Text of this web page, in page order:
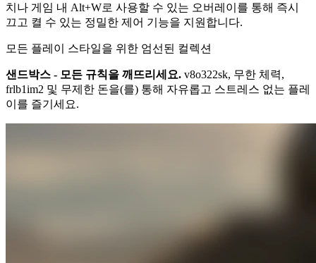
치나 게임 내 Alt+W로 사용할 수 있는 오버레이를 통해 즉시
끄고 켤 수 있는 정밀한 제어 기능을 지원합니다.
모든 플레이 스타일을 위한 엄선된 컬렉션
샌드박스 - 모든 규칙을 깨뜨리세요. v8o322sk, 무한 체력,
frlb1im2 및 무제한 돈을(를) 통해 자유롭고 스트레스 없는 플레
이를 즐기세요.